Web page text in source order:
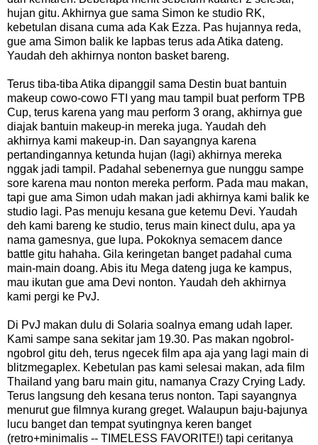
hujan gitu. Akhirnya gue sama Simon ke studio RK,
kebetulan disana cuma ada Kak Ezza. Pas hujannya reda,
gue ama Simon balik ke lapbas terus ada Atika dateng.
Yaudah deh akhirnya nonton basket bareng.
Terus tiba-tiba Atika dipanggil sama Destin buat bantuin
makeup cowo-cowo FTI yang mau tampil buat perform TPB
Cup, terus karena yang mau perform 3 orang, akhirnya gue
diajak bantuin makeup-in mereka juga. Yaudah deh
akhirnya kami makeup-in. Dan sayangnya karena
pertandingannya ketunda hujan (lagi) akhirnya mereka
nggak jadi tampil. Padahal sebenernya gue nunggu sampe
sore karena mau nonton mereka perform. Pada mau makan,
tapi gue ama Simon udah makan jadi akhirnya kami balik ke
studio lagi. Pas menuju kesana gue ketemu Devi. Yaudah
deh kami bareng ke studio, terus main kinect dulu, apa ya
nama gamesnya, gue lupa. Pokoknya semacem dance
battle gitu hahaha. Gila keringetan banget padahal cuma
main-main doang. Abis itu Mega dateng juga ke kampus,
mau ikutan gue ama Devi nonton. Yaudah deh akhirnya
kami pergi ke PvJ.
Di PvJ makan dulu di Solaria soalnya emang udah laper.
Kami sampe sana sekitar jam 19.30. Pas makan ngobrol-
ngobrol gitu deh, terus ngecek film apa aja yang lagi main di
blitzmegaplex. Kebetulan pas kami selesai makan, ada film
Thailand yang baru main gitu, namanya Crazy Crying Lady.
Terus langsung deh kesana terus nonton. Tapi sayangnya
menurut gue filmnya kurang greget. Walaupun baju-bajunya
lucu banget dan tempat syutingnya keren banget
(retro+minimalis -- TIMELESS FAVORITE!) tapi ceritanya